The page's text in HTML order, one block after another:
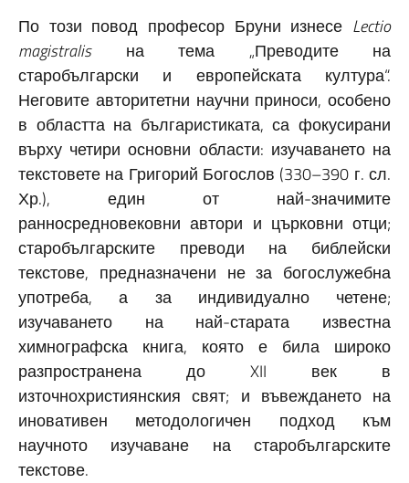
По този повод професор Бруни изнесе Lectio
magistralisна тема „Преводите на
старобългарски и европейската култура“.
Неговите авторитетни научни приноси, особено
в областта на българистиката, са фокусирани
върху четири основни области: изучаването на
текстовете на Григорий Богослов (330–390 г. сл.
Хр.), един от най-значимите
ранносредновековни автори и църковни отци;
старобългарските преводи на библейски
текстове, предназначени не за богослужебна
употреба, а за индивидуално четене;
изучаването на най-старата известна
химнографска книга, която е била широко
разпространена до XII век в
източнохристиянския свят; и въвеждането на
иновативен методологичен подход към
научното изучаване на старобългарските
текстове.